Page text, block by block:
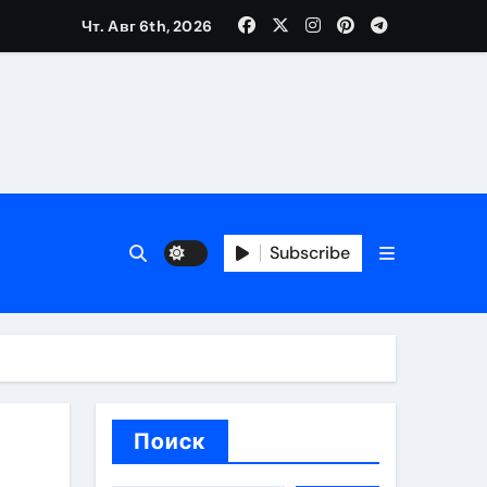
верификации
перелёта
Чт. Авг 6th, 2026
Subscribe
Поиск